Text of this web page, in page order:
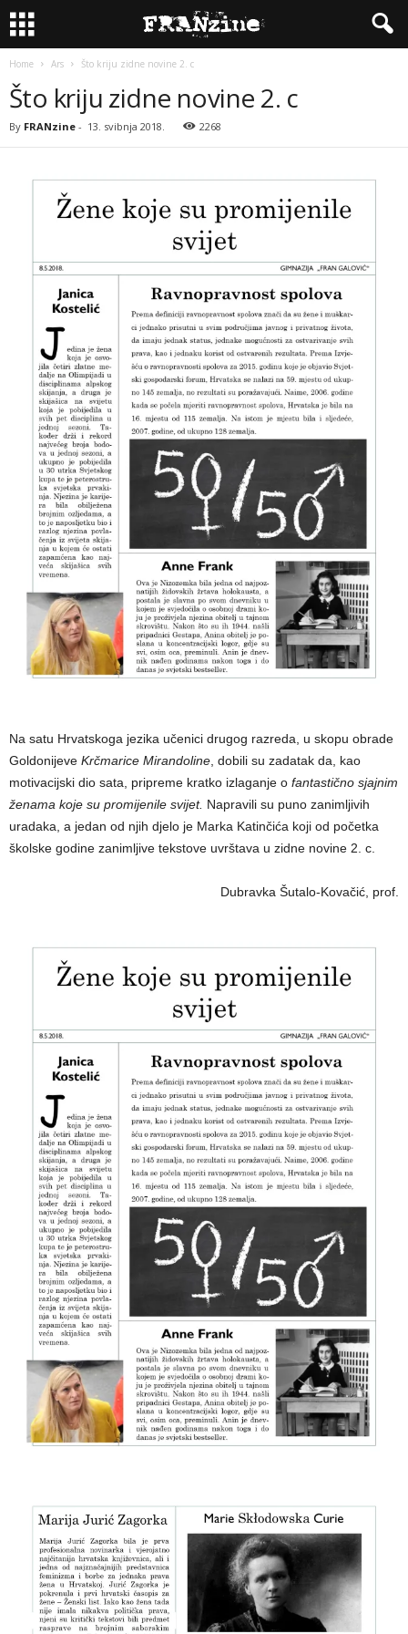
Home Ars Što kriju zidne novine 2. c
Što kriju zidne novine 2. c
By FRANzine - 13. svibnja 2018. 2268
Na satu Hrvatskoga jezika učenici drugog razreda, u skopu obrade
Goldonijeve Krčmarice Mirandoline, dobili su zadatak da, kao
motivacijski dio sata, pripreme kratko izlaganje o fantastično sjajnim
ženama koje su promijenile svijet. Napravili su puno zanimljivih
uradaka, a jedan od njih djelo je Marka Katinčića koji od početka
školske godine zanimljive tekstove uvrštava u zidne novine 2. c.
Dubravka Šutalo-Kovačić, prof.